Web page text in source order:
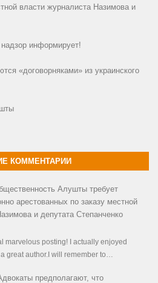
власти журналиста Назимова и
информирует!
«договорняками» из украинского
КОММЕНТАРИИ
Алушты требует
арестованных по заказу местной
и депутата Степанченко
marvelous posting! I actually enjoyed
great author.I will remember to…
предполагают, что